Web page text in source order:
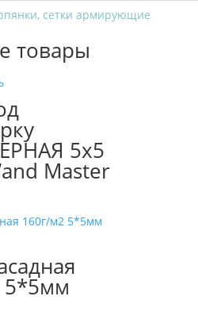
сетки армирующие
товары
5х5
Master
5*5мм